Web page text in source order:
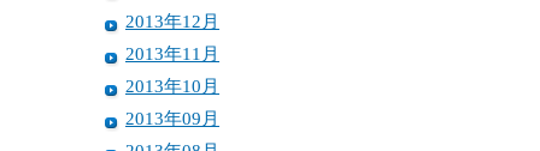
2013年12月
2013年11月
2013年10月
2013年09月